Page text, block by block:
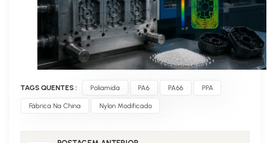
TAGS QUENTES : Poliamida PA6 PA66 PPA
Fábrica Na China Nylon Modificado